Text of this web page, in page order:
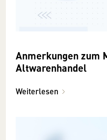
Anmerkungen zum
Altwarenhandel
Weiterlesen